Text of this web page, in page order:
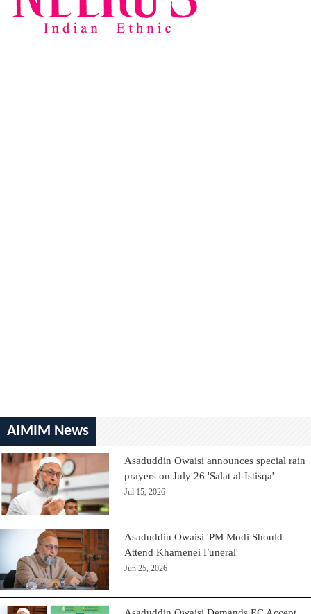
AIMIM News
Asaduddin Owaisi announces special rain
prayers on July 26 'Salat al-Istisqa'
Asaduddin Owaisi 'PM Modi Should
Attend Khamenei Funeral'